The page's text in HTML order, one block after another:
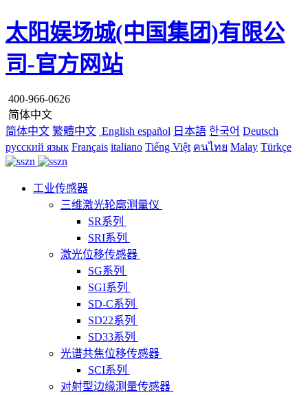
太阳娱场城(中国集团)有限公
司-官方网站
400-966-0626
简体中文
简体中文 繁體中文 English español 日本語 한국어 Deutsch
русский язык Français italiano Tiếng Việt คนไทย Malay Türkçe
工业传感器
三维激光轮廓测量仪
SR系列
SRI系列
激光位移传感器
SG系列
SGI系列
SD-C系列
SD22系列
SD33系列
光谱共焦位移传感器
SCI系列
对射型边缘测量传感器